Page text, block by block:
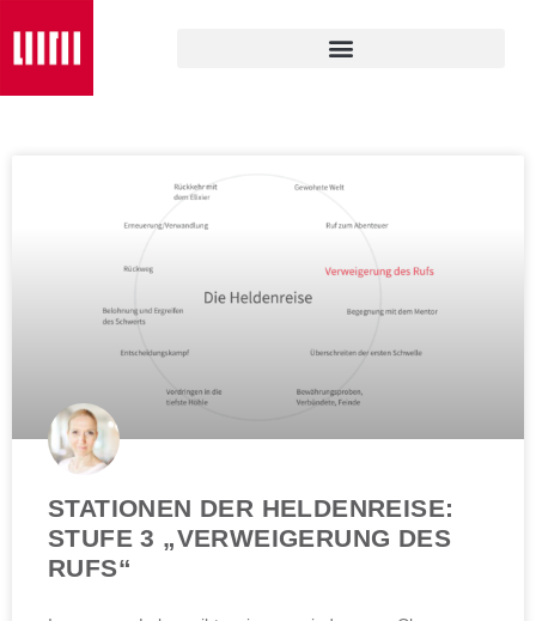
STATIONEN DER HELDENREISE:
STUFE 3 „VERWEIGERUNG DES
RUFS“